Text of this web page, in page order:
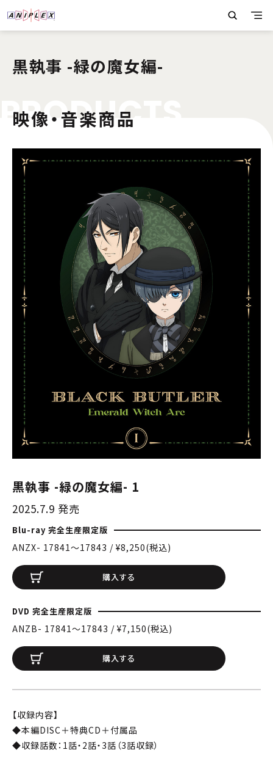
黒執事 -緑の魔女編-
PRODUC
映像・音楽商品
黒執事 -緑の魔女編- 1
2025.7.9 発売
Blu-ray 完全生産限定版
ANZX- 17841〜17843 / ¥8,250(税込)
購入する
DVD 完全生産限定版
ANZB- 17841〜17843 / ¥7,150(税込)
購入する
【収録内容】
◆本編DISC＋特典CD＋付属品
◆収録話数：1話・2話・3話（3話収録）